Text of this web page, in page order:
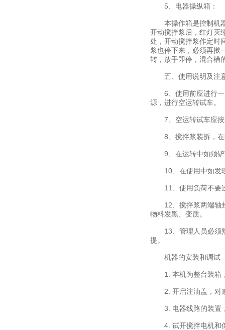
5、电器操纵箱：
本操作箱是控制机器
开动搅拌浆后，红灯灭
处，开动搅拌浆作定时
浆也停下来，必须再揿
转，放手即停，混合槽
五、使用说明及注
6、使用前应进行一
源，进行空运转试车。
7、空运转试车应按
8、搅拌浆装拆，在
9、在运转中如须铲
10、在使用中如发现
11、使用负荷不要过
12、搅拌浆两端轴封
物料发黑、变质。
13、管理人员必须熟
提。
机器的安装和调试
1. 本机为整台装箱，
2. 开启注油盖，对
3. 电器线路的装置，
4. 试开搅拌电机和倒